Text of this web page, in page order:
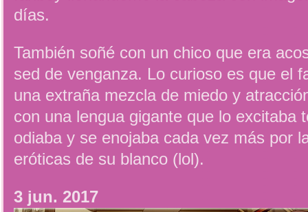
días.
También soñé con un chico que era
sed de venganza. Lo curioso es que el
una extraña mezcla de miedo y
con una lengua gigante que lo excitaba
odiaba y se enojaba cada vez más por
eróticas de su blanco (lol).
3 jun. 2017